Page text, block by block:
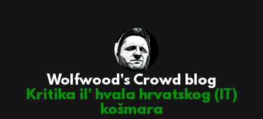
Wolfwood's Crowd blog
Kritika il’ hvala hrvatskog (IT)
košmara